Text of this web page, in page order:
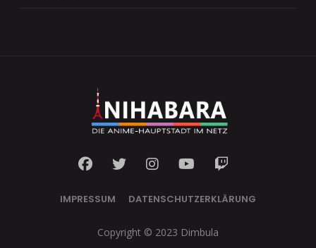
IMPRESSUM DATENSCHUTZERKLÄRUNG
Copyright © 2023 Dimbula